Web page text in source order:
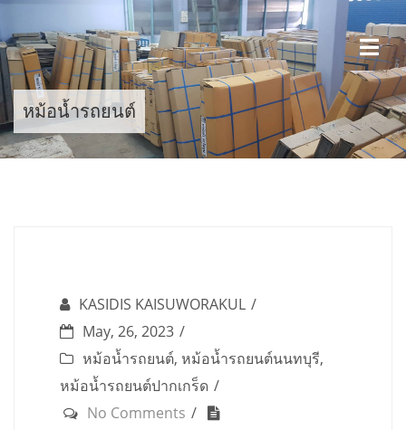
Skip
content
หม้อน้ำรถยนต์
KASIDIS KAISUWORAKUL
May, 26, 2023
หม้อน้ำรถยนต์, หม้อน้ำรถยนต์นนทบุรี,
หม้อน้ำรถยนต์ปากเกร็ด
No Comments